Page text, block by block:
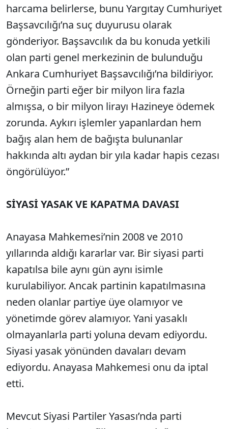
harcama belirlerse, bunu Yargıtay Cumhuriyet
Başsavcılığı’na suç duyurusu olarak
gönderiyor. Başsavcılık da bu konuda yetkili
olan parti genel merkezinin de bulunduğu
Ankara Cumhuriyet Başsavcılığı’na bildiriyor.
Örneğin parti eğer bir milyon lira fazla
almışsa, o bir milyon lirayı Hazineye ödemek
zorunda. Aykırı işlemler yapanlardan hem
bağış alan hem de bağışta bulunanlar
hakkında altı aydan bir yıla kadar hapis cezası
öngörülüyor.”
SİYASİ YASAK VE KAPATMA DAVASI
Anayasa Mahkemesi’nin 2008 ve 2010
yıllarında aldığı kararlar var. Bir siyasi parti
kapatılsa bile aynı gün aynı isimle
kurulabiliyor. Ancak partinin kapatılmasına
neden olanlar partiye üye olamıyor ve
yönetimde görev alamıyor. Yani yasaklı
olmayanlarla parti yoluna devam ediyordu.
Siyasi yasak yönünden davaları devam
ediyordu. Anayasa Mahkemesi onu da iptal
etti.
Mevcut Siyasi Partiler Yasası’nda parti